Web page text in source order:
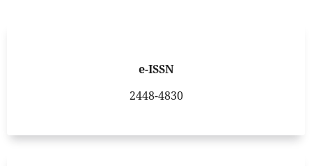
e-ISSN
2448-4830